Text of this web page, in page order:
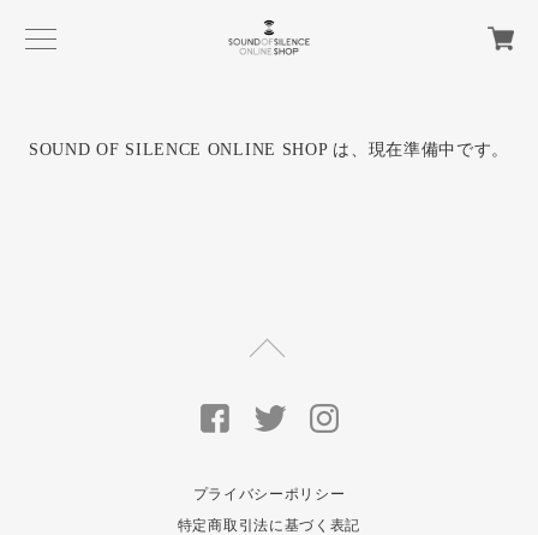
SOUND OF SILENCE ONLINE SHOP は、現在準備中です。
プライバシーポリシー
特定商取引法に基づく表記